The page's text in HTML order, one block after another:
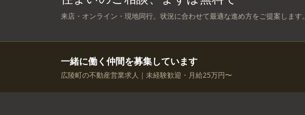
来店・オンライン・現地同行。状況に合わせて最適な進め方をご提案します。
一緒に働く仲間を募集しています
広陵町の不動産営業求人｜未経験歓迎・月給25万円〜